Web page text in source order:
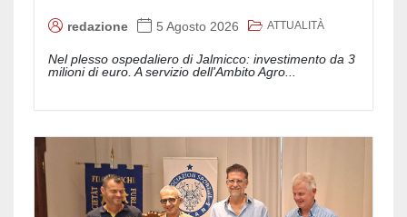
redazione 5 Agosto 2026 ATTUALITÀ
Nel plesso ospedaliero di Jalmicco: investimento da 3
milioni di euro. A servizio dell'Ambito Agro...